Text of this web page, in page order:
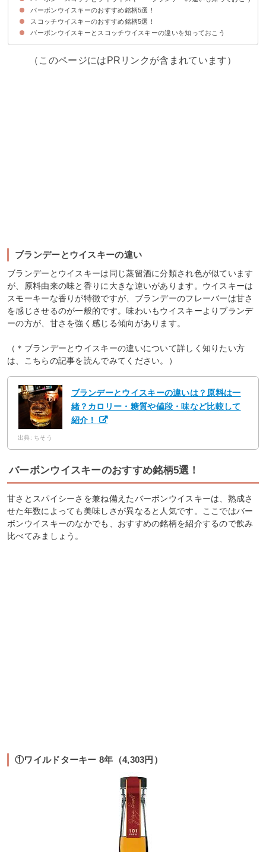
ライウイスキーの特徴
ライウイスキーとバーボン・スコッチの違い
ブランデーの特徴
ブランデーとウイスキーの違い
バーボンウイスキーのおすすめ銘柄5選！
①ワイルドターキー 8年（4,303円）
②IWハーパー ゴールドメダル（1,978円）
③フォアローゼズ（1,710円）
④ジムビーム（1,140円）
⑤アーリータイムズ イエローラベル（7,800円）
スコッチウイスキーのおすすめ銘柄5選！
①ラフロイグ セレクトカスク（4,620円）
②ザ・マッカラン 12年（14,300円）
③グレンフィディック 12年（4,980円）
④フェイマスグラウス ファイネスト（1,425円）
⑤オールドパー 12年（3241円）
バーボンウイスキーとスコッチウイスキーの違いを知っておこう
（このページにはPRリンクが含まれています）
ブランデーとウイスキーの違い
ブランデーとウイスキーは同じ蒸留酒に分類され色が似ています
が、原料由来の味と香りに大きな違いがあります。ウイスキーは
スモーキーな香りが特徴ですが、ブランデーのフレーバーは甘さ
を感じさせるのが一般的です。味わいもウイスキーよりブランデ
ーの方が、甘さを強く感じる傾向があります。
（＊ブランデーとウイスキーの違いについて詳しく知りたい方
は、こちらの記事を読んでみてください。）
ブランデーとウイスキーの違いは？原料は一
緒？カロリー・糖質や値段・味など比較して
紹介！
出典: ちそう
バーボンウイスキーのおすすめ銘柄5選！
甘さとスパイシーさを兼ね備えたバーボンウイスキーは、熟成さ
せた年数によっても美味しさが異なると人気です。ここではバー
ボンウイスキーのなかでも、おすすめの銘柄を紹介するので飲み
比べてみましょう。
①ワイルドターキー 8年（4,303円）